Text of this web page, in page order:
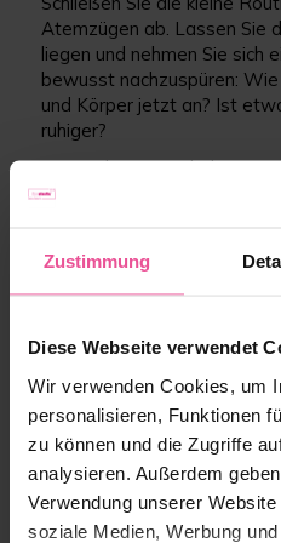
Zustimmung
Diese Webseite verwendet
Wir verwenden Cookies, um
personalisieren, Funktionen
zu können und die Zugriffe
analysieren. Außerdem
Verwendung unserer
soziale Medien, Werbung
Atemzügen ab. Lassen Sie
liegen und nehmen Sie sich
bewusst nachzuspüren:
und Körper jetzt an? Ist
ruhiger?
Dieses kurze Innehalten
Routine wie die
Kleine Routine, keine
Therapie. Sie kann
mehr nicht
Worauf sollten
beim Lymphyoga